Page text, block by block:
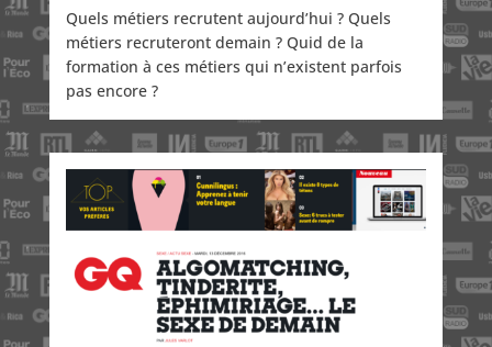
Quels métiers recrutent aujourd’hui ? Quels
métiers recruteront demain ? Quid de la
formation à ces métiers qui n’existent parfois
pas encore ?